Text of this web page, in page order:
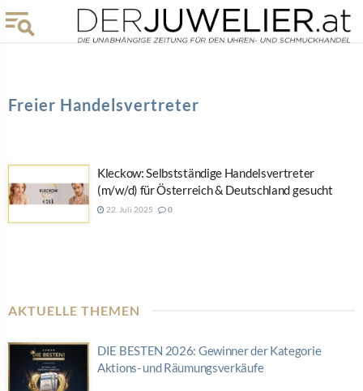
Freier Handelsvertreter
Kleckow: Selbstständige Handelsvertreter
(m/w/d) für Österreich & Deutschland gesucht
22. Juli 2025 0
AKTUELLE THEMEN
DIE BESTEN 2026: Gewinner der Kategorie
Aktions- und Räumungsverkäufe